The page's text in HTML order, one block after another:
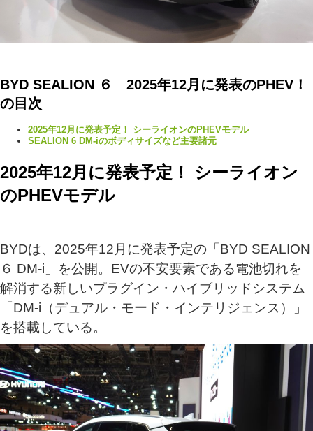
BYD SEALION ６ 2025年12月に発表のPHEV！
の目次
2025年12月に発表予定！ シーライオンのPHEVモデル
SEALION 6 DM-iのボディサイズなど主要諸元
2025年12月に発表予定！ シーライオン
のPHEVモデル
BYDは、2025年12月に発表予定の「BYD SEALION
６ DM-i」を公開。EVの不安要素である電池切れを
解消する新しいプラグイン・ハイブリッドシステム
「DM-i（デュアル・モード・インテリジェンス）」
を搭載している。